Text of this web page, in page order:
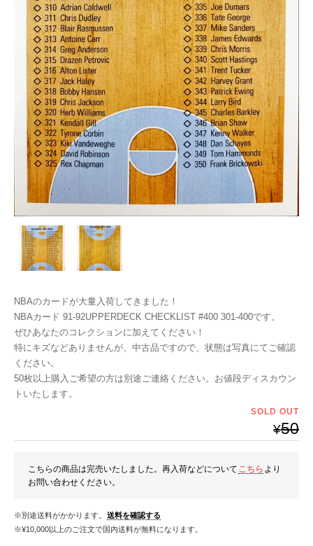
NBAのカードが大量入荷してきました！
NBAカード 91-92UPPERDECK CHECKLIST #400 301-400です。
ぜひあなたのコレクションに加えてください！
特にキズなどありませんが、中古品ですので、状態は写真にてご確認
ください。
50枚以上購入ご希望の方は別途ご連絡ください。お値段ディスカウン
トいたします。
SOLD OUT
¥50
こちらの商品は完売いたしました。再入荷などについて こちら より
お問い合わせください。
※別途送料がかかります。 送料を確認する
※¥10,000以上のご注文で国内送料が無料になります。